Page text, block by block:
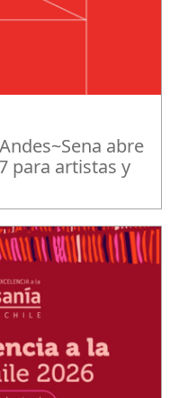
abre
para artistas y